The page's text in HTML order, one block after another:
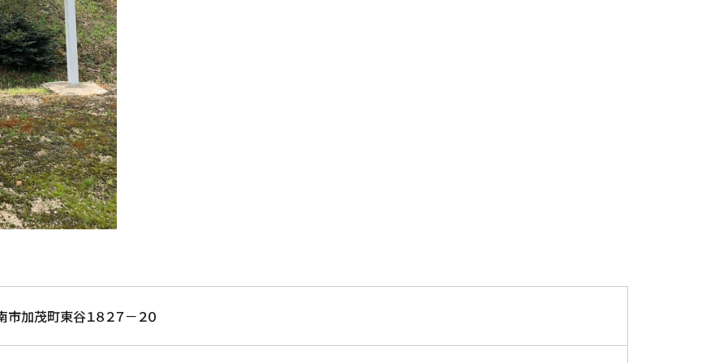
市加茂町東谷１８２７－２０